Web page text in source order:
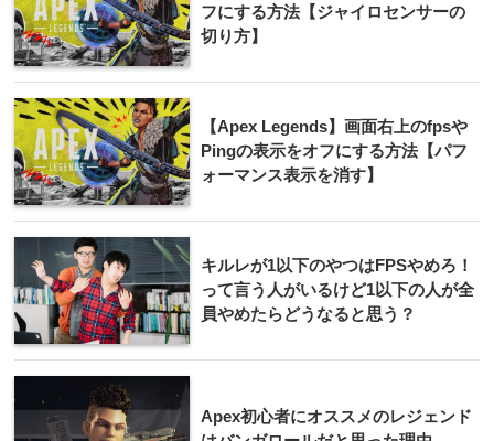
フにする方法【ジャイロセンサーの
切り方】
【Apex Legends】画面右上のfpsや
Pingの表示をオフにする方法【パフ
ォーマンス表示を消す】
キルレが1以下のやつはFPSやめろ！
って言う人がいるけど1以下の人が全
員やめたらどうなると思う？
Apex初心者にオススメのレジェンド